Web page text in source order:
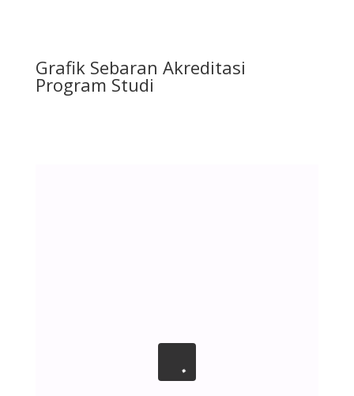
Grafik Sebaran Akreditasi
Program Studi